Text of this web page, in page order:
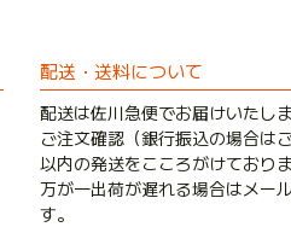
配送・送料について
配送は佐川急便でお届けいたしま
ご注文確認（銀行振込の場合は
以内の発送をこころがけておりま
万が一出荷が遅れる場合はメー
す。